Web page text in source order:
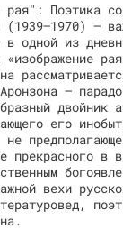
Поэтика
—
одной из
«изображение
—
двойник
его
прекрасного в
вехи